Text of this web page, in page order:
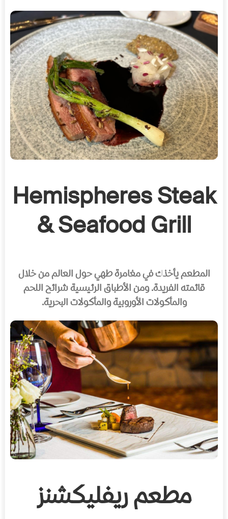
Hemispheres Steak
& Seafood Grill
المطعم يأخذك في مغامرة طهي حول العالم من خلال
قائمته الفريدة. ومن الأطباق الرئيسية شرائح اللحم
والمأكولات الأوروبية والمأكولات البحرية.
مطعم ريفليكشنز